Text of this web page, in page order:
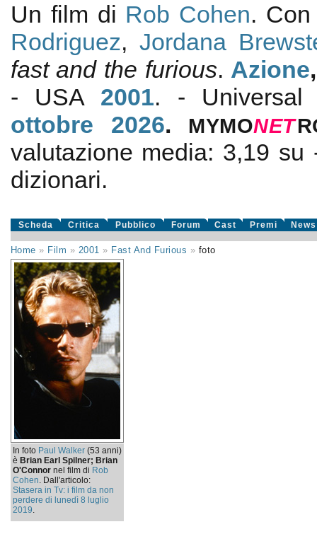
Un film di Rob Cohen.
Rodriguez, Jordana
fast and the furious. Azione
- USA 2001. - Universal
ottobre 2026. MYMONET
valutazione media: 3,19 su
dizionari.
Scheda Critica Pubblico Forum Cast Premi News
Home » Film » 2001 » Fast And Furious » foto
In foto Paul Walker(53 anni)
è Brian Earl Spilner; Brian
O'Connornel film di Rob
Cohen. Dall'articolo:
Stasera in Tv: i film da non
perdere di lunedì 8 luglio
2019.